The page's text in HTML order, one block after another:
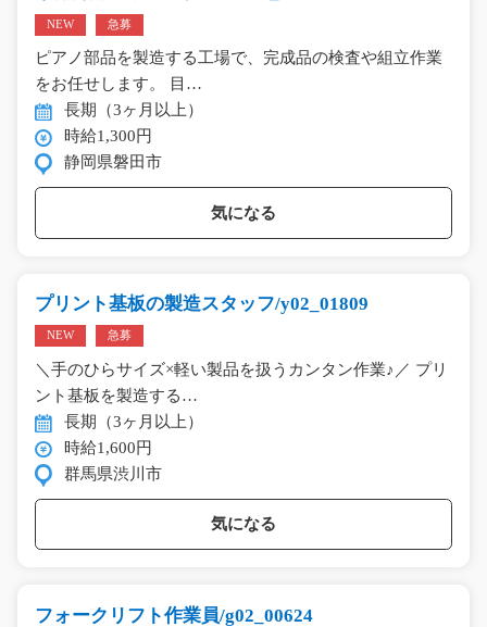
NEW 急募
ピアノ部品を製造する工場で、完成品の検査や組立作業
をお任せします。 目…
長期（3ヶ月以上）
時給1,300円
静岡県磐田市
気になる
プリント基板の製造スタッフ/y02_01809
NEW 急募
＼手のひらサイズ×軽い製品を扱うカンタン作業♪／ プリ
ント基板を製造する…
長期（3ヶ月以上）
時給1,600円
群馬県渋川市
気になる
フォークリフト作業員/g02_00624